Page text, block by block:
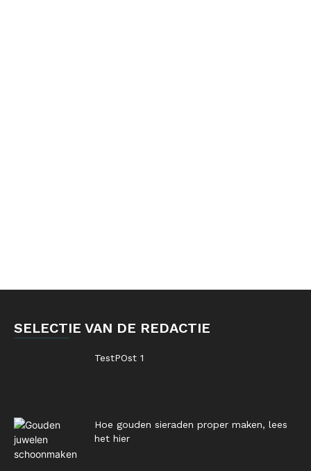
SELECTIE VAN DE REDACTIE
TestPOst 1
Hoe gouden sieraden proper maken, lees
het hier